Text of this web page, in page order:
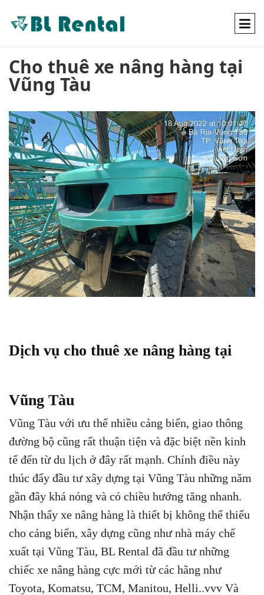
Cho thuê xe nâng hàng tại
Vũng Tàu
Dịch vụ cho thuê xe nâng hàng tại
Vũng Tàu
Vũng Tàu với ưu thế nhiều cảng biển, giao thông
đường bộ cũng rất thuận tiện và đặc biệt nền kinh
tế đến từ du lịch ở đây rất mạnh. Chính điều này
thúc đẩy đầu tư xây dựng tại Vũng Tàu những năm
gần đây khá nóng và có chiều hướng tăng nhanh.
Nhận thấy xe nâng hàng là thiết bị không thể thiếu
cho cảng biển, xây dựng cũng như nhà máy chế
xuất tại Vũng Tàu, BL Rental đã đầu tư những
chiếc xe nâng hàng cực mới từ các hãng như
Toyota, Komatsu, TCM, Manitou, Helli..vvv Và